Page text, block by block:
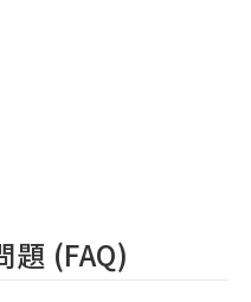
題 (FAQ)